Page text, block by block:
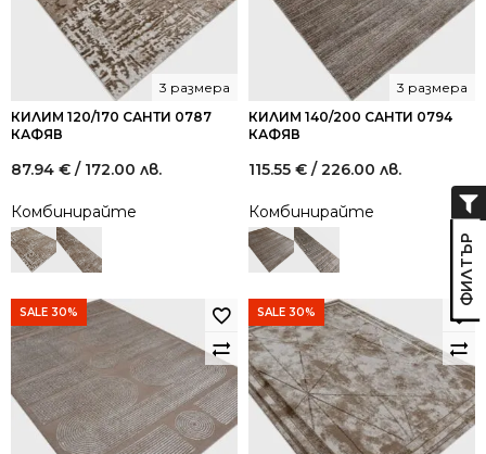
КИЛИМ 120/170 САНТИ 0787
КАФЯВ
3 размера
87.94 € / 172.00 лв.
Комбинирайте
КИЛИМ 140/200 САНТИ 0794
КАФЯВ
3 размера
115.55 € / 226.00 лв.
Комбинирайте
SALE 30% SALE 30%